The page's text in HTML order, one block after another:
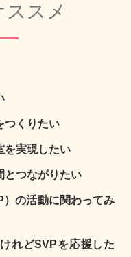
ススメ
つくりたい
を実現したい
とつながりたい
の活動に関わってみ
れどSVPを応援した